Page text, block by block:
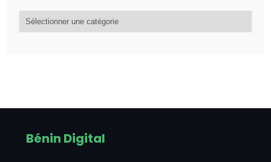
d’articles
Bénin Digital